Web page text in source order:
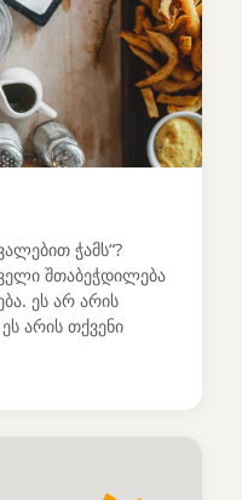
ჭამს“?
შთაბეჭდილება
ეს არ არის
არის თქვენი